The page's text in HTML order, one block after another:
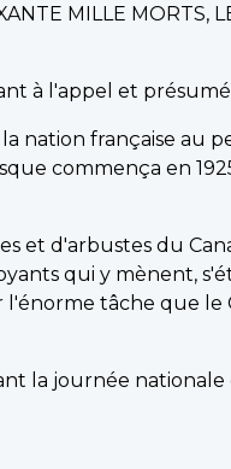
MILLE MORTS,
à l'appel et
nation française au
commença en
et d'arbustes du
qui y mènent,
l'énorme tâche que le
la journée